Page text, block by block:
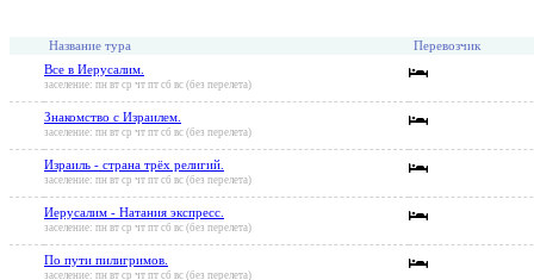
Название тура Перевозчик
Все в Иерусалим.
заселение: пн вт ср чт пт сб вс (без перелета)
Знакомство с Израилем.
заселение: пн вт ср чт пт сб вс (без перелета)
Израиль - страна трёх религий.
заселение: пн вт ср чт пт сб вс (без перелета)
Иерусалим - Натания экспресс.
заселение: пн вт ср чт пт сб вс (без перелета)
По пути пилигримов.
заселение: пн вт ср чт пт сб вс (без перелета)